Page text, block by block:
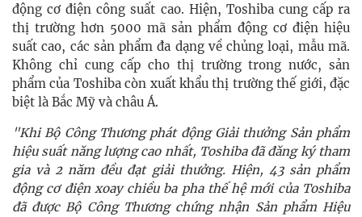
động cơ điện công suất cao. Hiện, Toshiba cung cấp ra
thị trường hơn 5000 mã sản phẩm động cơ điện hiệu
suất cao, các sản phẩm đa dạng về chủng loại, mẫu mã.
Không chỉ cung cấp cho thị trường trong nước, sản
phẩm của Toshiba còn xuất khẩu thị trường thế giới, đặc
biệt là Bắc Mỹ và châu Á.
"Khi Bộ Công Thương phát động Giải thưởng Sản phẩm
hiệu suất năng lượng cao nhất, Toshiba đã đăng ký tham
gia và 2 năm đều đạt giải thưởng. Hiện, 43 sản phẩm
động cơ điện xoay chiều ba pha thế hệ mới của Toshiba
đã được Bộ Công Thương chứng nhận Sản phẩm Hiệu